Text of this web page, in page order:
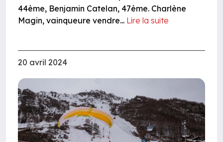
44ème, Benjamin Catelan, 47ème. Charlène
Magin, vainqueure vendre... Lire la suite
20 avril 2024